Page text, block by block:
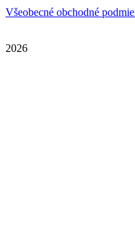
Všeobecné obchodné
2026